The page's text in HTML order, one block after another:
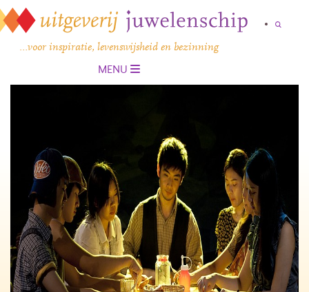
…voor inspiratie, levenswijsheid en bezinning
MENU